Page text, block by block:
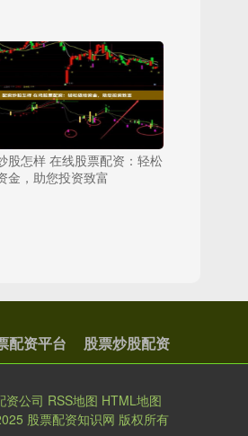
股怎样 在线股票配资：轻松
金，助您投资致富
配资平台 股票炒股配资
资公司 RSS地图 HTML地图
股票配资知识网 版权所有